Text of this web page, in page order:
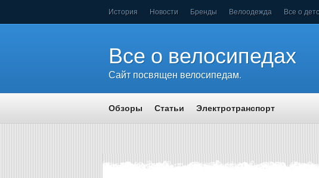
История Новости Бренды Велоодежда Все о
Все о велосипедах
Сайт посвящен велосипедам.
Обзоры Статьи Электротранспорт